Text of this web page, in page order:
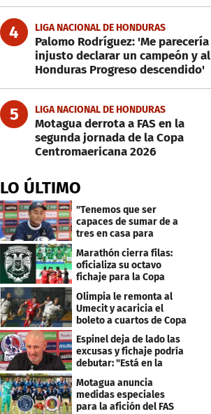
4 LIGA NACIONAL DE HONDURAS
Palomo Rodríguez: 'Me parecería
injusto declarar un campeón y al
Honduras Progreso descendido'
5 LIGA NACIONAL DE HONDURAS
Motagua derrota a FAS en la
segunda jornada de la Copa
Centromaericana 2026
LO ÚLTIMO
"Tenemos que ser
capaces de sumar de a
tres en casa para
asegurar la
clasificación"
Marathón cierra filas:
oficializa su octavo
fichaje para la Copa
Centroamericana
Olimpia le remonta al
Umecit y acaricia el
boleto a cuartos de Copa
Centroamericana
Espinel deja de lado las
excusas y fichaje podría
debutar: "Está en la
Motagua anuncia
medidas especiales
para la afición del FAS